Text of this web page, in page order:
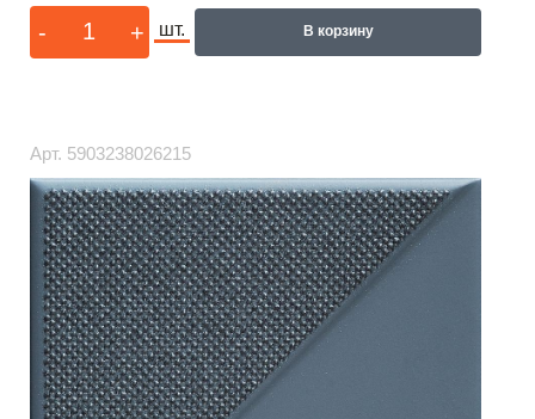
- + шт. В корзину
Арт. 5903238026215